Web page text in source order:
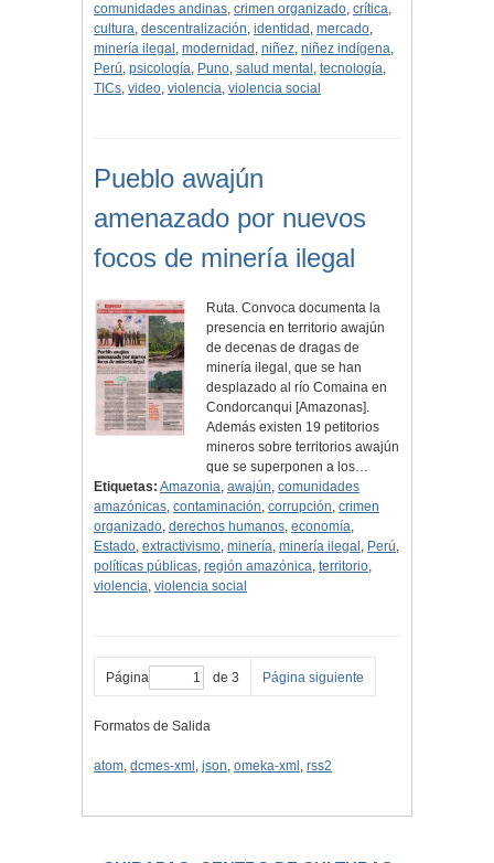
comunidades andinas, crimen organizado, crítica,
cultura, descentralización, identidad , mercado,
minería ilegal , modernidad , niñez, niñez indígena,
Perú, psicología, Puno, salud mental , tecnología,
TICs, video, violencia, violencia social
Pueblo awajún
amenazado por nuevos
focos de minería ilegal
Ruta. Convoca documenta la
presencia en territorio awajún
de decenas de dragas de
minería ilegal, que se han
desplazado al río Comaina en
Condorcanqui [Amazonas].
Además existen 19 petitorios
mineros sobre territorios awajún
que se superponen a los…
Etiquetas: Amazonia, awajún, comunidades
amazónicas, contaminación, corrupción, crimen
organizado, derechos humanos, economía,
Estado, extractivismo, minería, minería ilegal , Perú,
políticas públicas, región amazónica, territorio,
violencia, violencia social
Página de 3 Página siguiente
Formatos de Salida
atom, dcmes-xml , json, omeka-xml , rss2